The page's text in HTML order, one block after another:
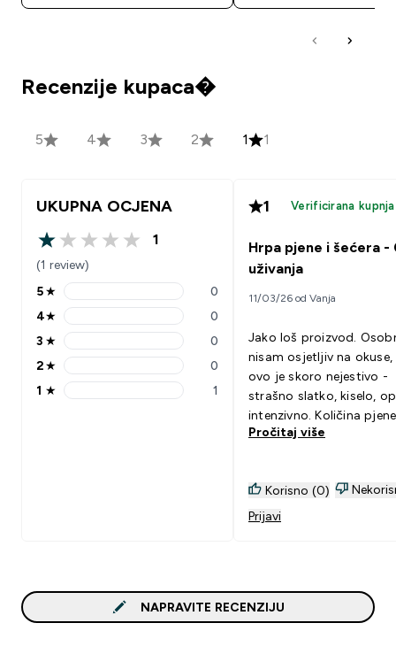
Recenzije kupaca�
5 4 3 2 1 1
UKUPNA OCJENA
1 out of 5 stars
1
(1 review)
5 stars rating 0 reviews
5★ 0
4 stars rating 0 reviews
4★ 0
3 stars rating 0 reviews
3 ★ 0
2 stars rating 0 reviews
2★ 0
1 stars rating 1 reviews
1 ★ 1
1 Verificirana kupnja
Hrpa pjene i šećera -
uživanja
11/03/26 od Vanja
Jako loš proizvod.
nisam osjetljiv na okuse,
ovo je skoro nejestivo -
strašno slatko, kiselo,
intenzivno. Količina
se generira miksanjem u
kupio taj proizvod i ne
preporučio.
Pročitaj više
Korisno (0)
Prijavi
NAPRAVITE RECENZIJU